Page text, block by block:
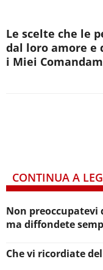
Le scelte che le
dal loro amore e
i Miei
CONTINUA A
Non preoccupatevi
ma diffondete
Che vi ricordiate